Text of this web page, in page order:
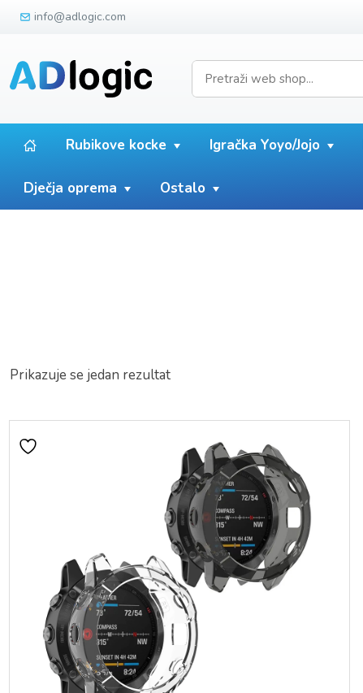
info@adlogic.com
Rubikove kocke Igračka Yoyo/Jojo
Dječja oprema Ostalo
Prikazuje se jedan rezultat